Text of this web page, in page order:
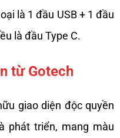
là 1 đầu USB + 1 đầu
là đầu Type C.
từ Gotech
giao diện độc quyền
phát triển, mang màu